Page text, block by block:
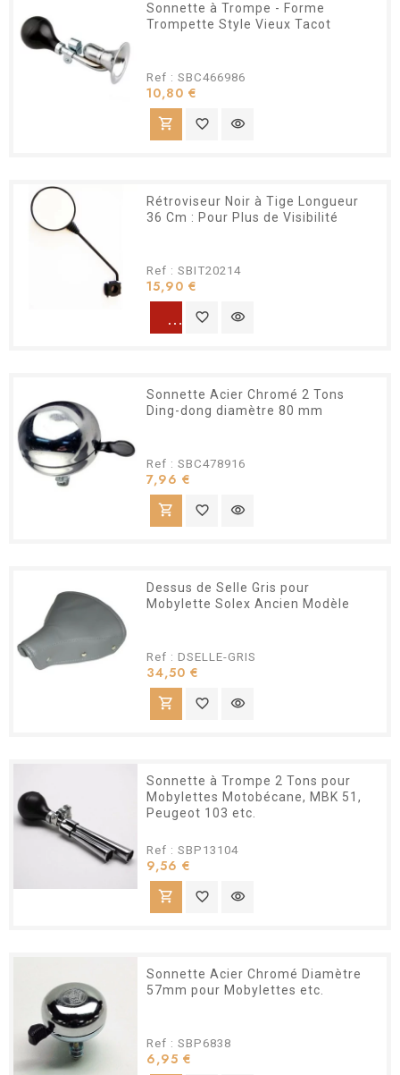
Sonnette à Trompe - Forme
Trompette Style Vieux Tacot
Ref : SBC466986
10,80 €
shopping_cart favorite_border visibility
Rétroviseur Noir à Tige Longueur
36 Cm : Pour Plus de Visibilité
Ref : SBIT20214
15,90 €
favorite_border visibility
Sonnette Acier Chromé 2 Tons
Ding-dong diamètre 80 mm
Ref : SBC478916
7,96 €
shopping_cart favorite_border visibility
Dessus de Selle Gris pour
Mobylette Solex Ancien Modèle
Ref : DSELLE-GRIS
34,50 €
shopping_cart favorite_border visibility
Sonnette à Trompe 2 Tons pour
Mobylettes Motobécane, MBK 51,
Peugeot 103 etc.
Ref : SBP13104
9,56 €
shopping_cart favorite_border visibility
Sonnette Acier Chromé Diamètre
57mm pour Mobylettes etc.
Ref : SBP6838
6,95 €